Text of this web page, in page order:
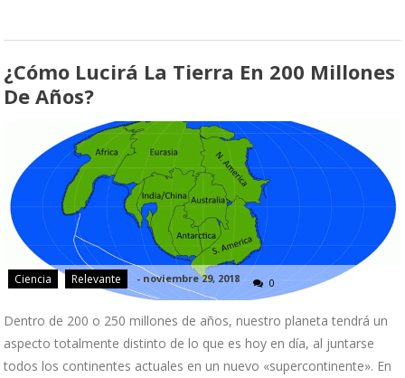
¿Cómo Lucirá La Tierra En 200 Millones
De Años?
Ciencia Relevante - noviembre 29, 2018 0
Dentro de 200 o 250 millones de años, nuestro planeta tendrá un
aspecto totalmente distinto de lo que es hoy en día, al juntarse
todos los continentes actuales en un nuevo «supercontinente». En